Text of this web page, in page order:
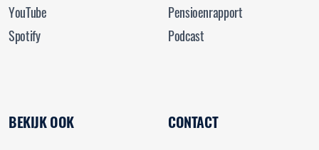
YouTube
Spotify
Pensioenrapport
Podcast
BEKIJK OOK CONTACT